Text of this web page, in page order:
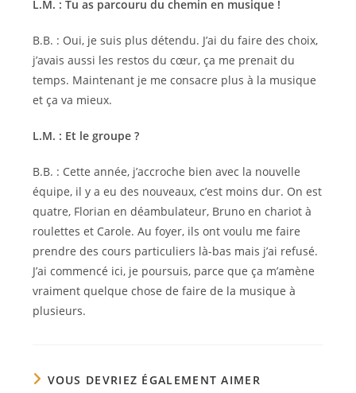
L.M. : Tu as parcouru du chemin en musique !
B.B. : Oui, je suis plus détendu. J’ai du faire des choix,
j’avais aussi les restos du cœur, ça me prenait du
temps. Maintenant je me consacre plus à la musique
et ça va mieux.
L.M. : Et le groupe ?
B.B. : Cette année, j’accroche bien avec la nouvelle
équipe, il y a eu des nouveaux, c’est moins dur. On est
quatre, Florian en déambulateur, Bruno en chariot à
roulettes et Carole. Au foyer, ils ont voulu me faire
prendre des cours particuliers là-bas mais j’ai refusé.
J’ai commencé ici, je poursuis, parce que ça m’amène
vraiment quelque chose de faire de la musique à
plusieurs.
VOUS DEVRIEZ ÉGALEMENT AIMER